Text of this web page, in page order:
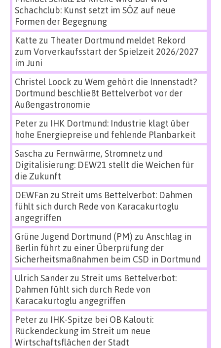
Schachclub: Kunst setzt im SÖZ auf neue
Formen der Begegnung
Katte zu Theater Dortmund meldet Rekord
zum Vorverkaufsstart der Spielzeit 2026/2027
im Juni
Christel Loock zu Wem gehört die Innenstadt?
Dortmund beschließt Bettelverbot vor der
Außengastronomie
Peterzu IHK Dortmund: Industrie klagt über
hohe Energiepreise und fehlende Planbarkeit
Sascha zu Fernwärme, Stromnetz und
Digitalisierung: DEW21 stellt die Weichen für
die Zukunft
DEWFan zu Streit ums Bettelverbot: Dahmen
fühlt sich durch Rede von Karacakurtoglu
angegriffen
Grüne Jugend Dortmund (PM) zu Anschlag in
Berlin führt zu einer Überprüfung der
Sicherheitsmaßnahmen beim CSD in Dortmund
Ulrich Sanderzu Streit ums Bettelverbot:
Dahmen fühlt sich durch Rede von
Karacakurtoglu angegriffen
Peterzu IHK-Spitze bei OB Kalouti:
Rückendeckung im Streit um neue
Wirtschaftsflächen der Stadt